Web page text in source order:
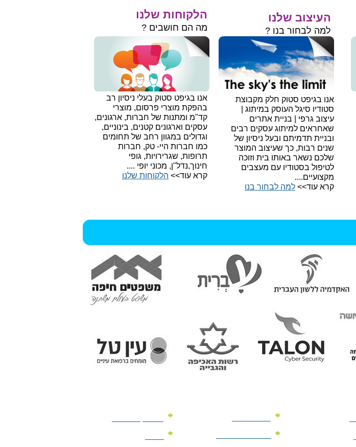
אנו בגיפט סטוק חלק מקבוצת
סטודיו סיגל העוסק במיתוג |
עיצוב גרפי | בניית אתרים
שאחראים למיתוג עסקים רבים
ובניית תדמיתם ובעל ניסיון של
שנים רבות, כך שעיצוב המוצר
שלכם נשאר באותו בית וזוכה
לטיפול בסטודיו עם מעצבים
מקצועיים....
קרא עוד>> למה לבחור בנו​
אנו בגיפט סטוק בעלי ניסיון רב
בהפקת מוצרי פרסום, מוצרי
קד"מ ומתנות של חברות, ארגונים,
עסקים וארגונים קטנים, בינוניים,
וגדולים במגוון רחב של תחומים
כמו חברות היי- טק, חברות
תרופות, שגרירויות, גופי
חינוך,נדל"ן, מכוני יופי ....
קרא עוד>> הלקוחות שלנו
העיצוב שלנו
למה לבחור בנו ?
הלקוחות שלנו
מה הם חושבים ?